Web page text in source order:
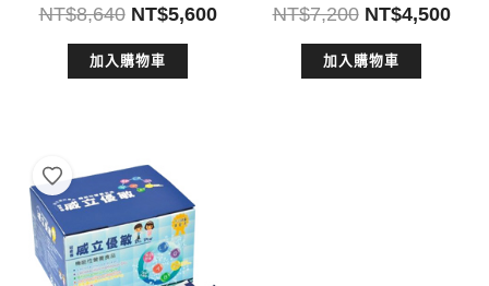
NT$8,640 原
始
價
NT$5,600目
加入購物車
NT$7,200 原
始
價
NT$4,500目
加入購物車